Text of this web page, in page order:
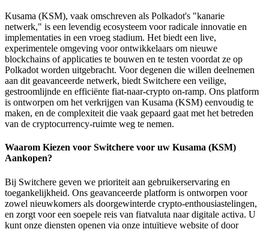
Kusama (KSM), vaak omschreven als Polkadot's "kanarie
netwerk," is een levendig ecosysteem voor radicale innovatie en
implementaties in een vroeg stadium. Het biedt een live,
experimentele omgeving voor ontwikkelaars om nieuwe
blockchains of applicaties te bouwen en te testen voordat ze op
Polkadot worden uitgebracht. Voor degenen die willen deelnemen
aan dit geavanceerde netwerk, biedt Switchere een veilige,
gestroomlijnde en efficiënte fiat-naar-crypto on-ramp. Ons platform
is ontworpen om het verkrijgen van Kusama (KSM) eenvoudig te
maken, en de complexiteit die vaak gepaard gaat met het betreden
van de cryptocurrency-ruimte weg te nemen.
Waarom Kiezen voor Switchere voor uw Kusama (KSM)
Aankopen?
Bij Switchere geven we prioriteit aan gebruikerservaring en
toegankelijkheid. Ons geavanceerde platform is ontworpen voor
zowel nieuwkomers als doorgewinterde crypto-enthousiastelingen,
en zorgt voor een soepele reis van fiatvaluta naar digitale activa. U
kunt onze diensten openen via onze intuïtieve website of door